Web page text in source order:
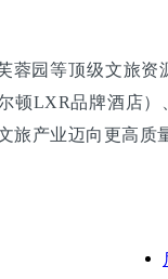
园等顶级文旅
顿LXR品牌酒店
产业迈向更高质